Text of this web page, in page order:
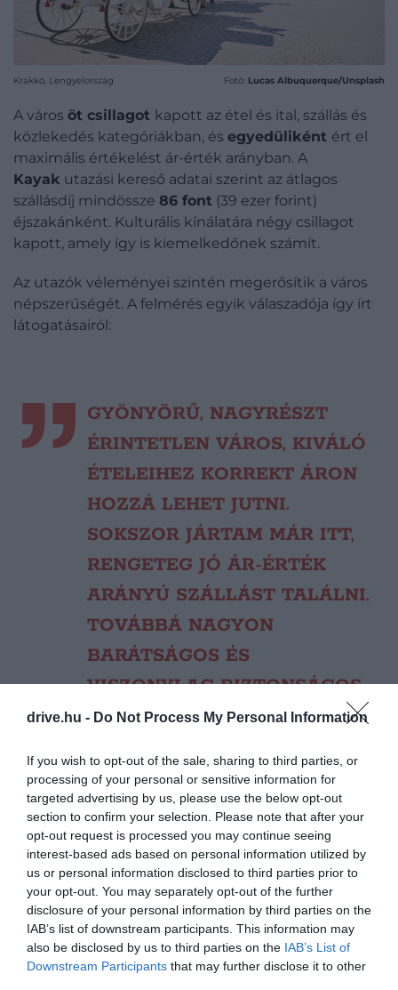
drive.hu - Do Not Process My Personal Information
If you wish to opt-out of the sale, sharing to third parties, or
processing of your personal or sensitive information for
targeted advertising by us, please use the below opt-out
section to confirm your selection. Please note that after your
opt-out request is processed you may continue seeing
interest-based ads based on personal information utilized by
us or personal information disclosed to third parties prior to
your opt-out. You may separately opt-out of the further
disclosure of your personal information by third parties on the
IAB’s list of downstream participants. This information may
also be disclosed by us to third parties on the IAB’s List of
Downstream Participants that may further disclose it to other
Krakkó, Lengyelország Fotó: Lucas Albuquerque/Unsplash
A város öt csillagot kapott az étel és ital, szállás és
közlekedés kategóriákban, és egyedüliként ért el
maximális értékelést ár-érték arányban. A
Kayak utazási kereső adatai szerint az átlagos
szállásdíj mindössze 86 font (39 ezer forint)
éjszakánként. Kulturális kínálatára négy csillagot
kapott, amely így is kiemelkedőnek számít.
Az utazók véleményei szintén megerősítik a város
népszerűségét. A felmérés egyik válaszadója így írt
látogatásairól:
GYÖNYÖRŰ, NAGYRÉSZT
ÉRINTETLEN VÁROS, KIVÁLÓ
ÉTELEIHEZ KORREKT ÁRON
HOZZÁ LEHET JUTNI.
SOKSZOR JÁRTAM MÁR ITT,
RENGETEG JÓ ÁR-ÉRTÉK
ARÁNYÚ SZÁLLÁST TALÁLNI.
TOVÁBBÁ NAGYON
BARÁTSÁGOS ÉS
VISZONYLAG BIZTONSÁGOS.
Ez is tetszeni fog!Az 5 legjobb túraútvonal
Lengyelországban egy intenzív kiránduláshoz
Mások a húsvéti időszak nyüzsgését emelték ki,
amely alkalmával betekintést nyertek az ünnep